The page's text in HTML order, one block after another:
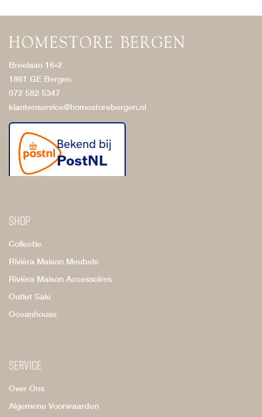
Breelaan 16-2
1861 GE Bergen
072 582 5347
klantenservice@homestorebergen.nl
Shop
Collectie
Rivièra Maison Meubels
Rivièra Maison Accessoires
Outlet Sale
Oceanhouse
Service
Over Ons
Algemene Voorwaarden